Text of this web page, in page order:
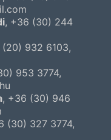
, +36 (30) 244
932 6103,
953 3774,
, +36 (30) 946
(30) 327 3774,